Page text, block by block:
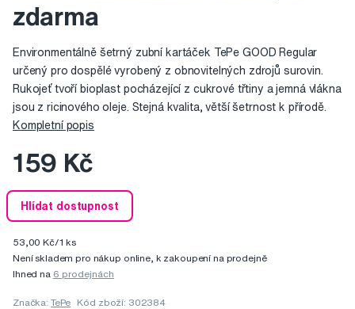
zdarma
Environmentálně šetrný zubní kartáček TePe GOOD Regular
určený pro dospělé vyrobený z obnovitelných zdrojů surovin.
Rukojeť tvoří bioplast pocházející z cukrové třtiny a jemná vlákna
jsou z ricinového oleje. Stejná kvalita, větší šetrnost k přírodě.
Kompletní popis
159 Kč
Hlídat dostupnost
53,00 Kč/1 ks
Není skladem pro nákup online, k zakoupení na prodejně
Ihned na 6 prodejnách
Značka: TePe Kód zboží: 302384